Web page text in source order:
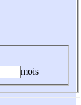
mois